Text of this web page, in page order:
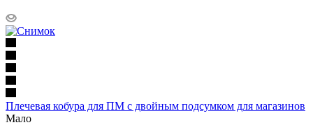
Плечевая кобура для ПМ с двойным подсумком для магазинов
Мало